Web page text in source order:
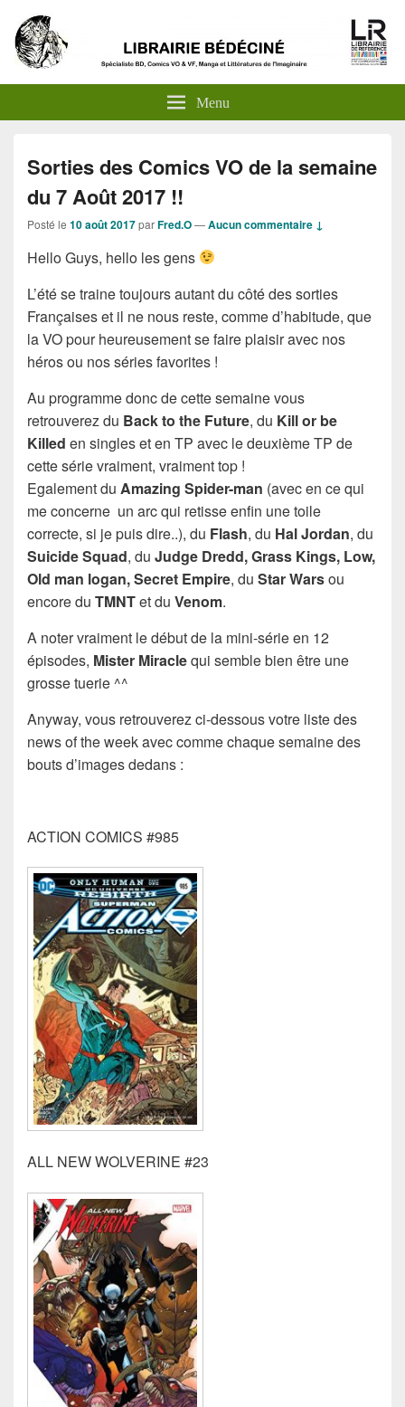
Menu
Sorties des Comics VO de la semaine
du 7 Août 2017 !!
Posté le 10 août 2017parFred.O—Aucun commentaire ↓
Hello Guys, hello les gens
L’été se traine toujours autant du côté des sorties
Françaises et il ne nous reste, comme d’habitude, que
la VO pour heureusement se faire plaisir avec nos
héros ou nos séries favorites !
Au programme donc de cette semaine vous
retrouverez du Back to the Future, du Kill or be
Killed en singles et en TP avec le deuxième TP de
cette série vraiment, vraiment top !
Egalement du Amazing Spider-man (avec en ce qui
me concerne un arc qui retisse enfin une toile
correcte, si je puis dire..), du Flash, du Hal Jordan, du
Suicide Squad, du Judge Dredd, Grass Kings, Low,
Old man logan, Secret Empire, du Star Warsou
encore du TMNTet du Venom.
A noter vraiment le début de la mini-série en 12
épisodes, Mister Miraclequi semble bien être une
grosse tuerie ^^
Anyway, vous retrouverez ci-dessous votre liste des
news of the week avec comme chaque semaine des
bouts d’images dedans :
ACTION COMICS #985
ALL NEW WOLVERINE #23